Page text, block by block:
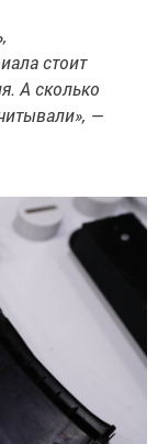
стоит
А сколько
—